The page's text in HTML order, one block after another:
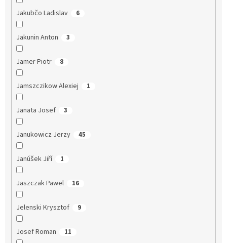
Jakubčo Ladislav 6
Jakunin Anton 3
Jamer Piotr 8
Jamszczikow Alexiej 1
Janata Josef 3
Janukowicz Jerzy 45
Janúšek Jiří 1
Jaszczak Pawel 16
Jelenski Krysztof 9
Josef Roman 11